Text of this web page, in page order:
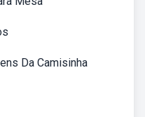
Da Camisinha